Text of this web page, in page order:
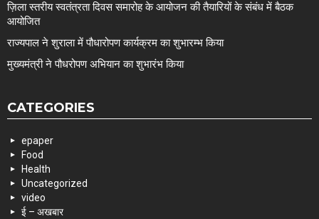
ज़िला स्तरीय स्वतंत्रता दिवस समारोह के आयोजन की तैयारियों के संबंध में बैठक
आयोजित
राज्यपाल ने शुराला में पौधारोपण कार्यक्रम का शुभारम्भ किया
मुख्यमंत्री ने पौधरोपण अभियान का शुभारंभ किया
CATEGORIES
epaper
Food
Health
Uncategorized
video
ई – अखबार